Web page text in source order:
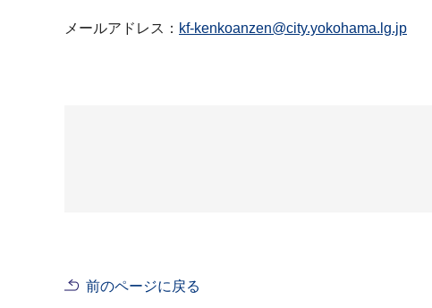
メールアドレス： kf-kenkoanzen@city.yokohama.lg.jp
前のページに戻る